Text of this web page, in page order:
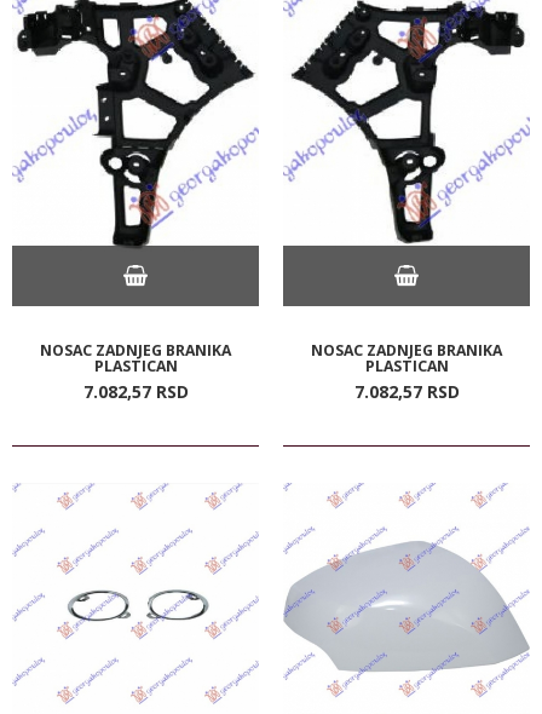
NOSAC ZADNJEG BRANIKA
PLASTICAN
7.082,57 RSD
NOSAC ZADNJEG BRANIKA
PLASTICAN
7.082,57 RSD